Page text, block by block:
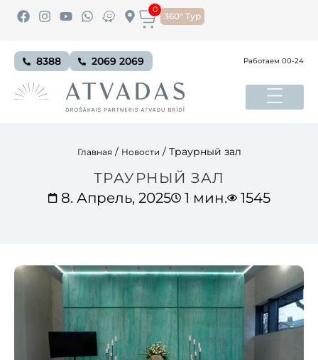
360° Тур
0
8388 2069 2069 Работаем 00-24
Главная / Новости / Траурный зал
ТРАУРНЫЙ ЗАЛ
8. Апрель, 2025
1 мин. 1545